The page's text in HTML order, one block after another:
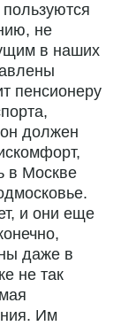
не
в наших
пенсионеру
должен
в Москве
и они еще
даже в
не так
Им